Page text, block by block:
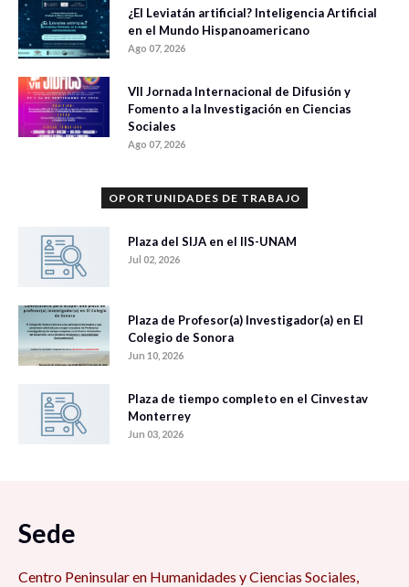
¿El Leviatán artificial? Inteligencia Artificial
en el Mundo Hispanoamericano
Ago 07, 2026
VII Jornada Internacional de Difusión y
Fomento a la Investigación en Ciencias
Sociales
Ago 07, 2026
OPORTUNIDADES DE TRABAJO
Plaza del SIJA en el IIS-UNAM
Jul 02, 2026
Plaza de Profesor(a) Investigador(a) en El
Colegio de Sonora
Jun 10, 2026
Plaza de tiempo completo en el Cinvestav
Monterrey
Jun 03, 2026
Sede
Centro Peninsular en Humanidades y Ciencias Sociales,